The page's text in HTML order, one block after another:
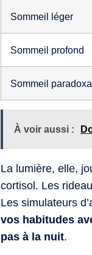
Sommeil léger
Sommeil profond
Sommeil
À voir aussi :
La lumière, elle,
cortisol. Les
Les simulateurs
vos habitudes
pas à la nuit.